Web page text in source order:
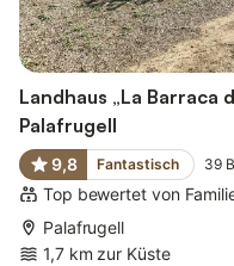
Landhaus „La Barraca
Palafrugell
9,8 Fantastisch 39
Top bewertet von
Palafrugell
1,7 km zur Küste